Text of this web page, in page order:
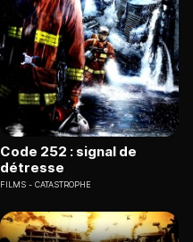
Code 252 : signal de
détresse
FILMS CATASTROPHE